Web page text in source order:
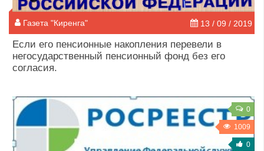
Газета "Киренга" 13 / 09 / 2019
Если его пенсионные накопления перевели в
негосударственный пенсионный фонд без его
согласия.
0
1009
0